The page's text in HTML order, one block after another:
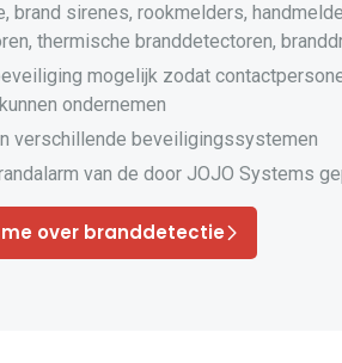
brand sirenes, rookmelders,
thermische branddetectoren,
mogelijk zodat
ondernemen
verschillende beveiligingssystemen
van de door JOJO Systems
over branddetectie